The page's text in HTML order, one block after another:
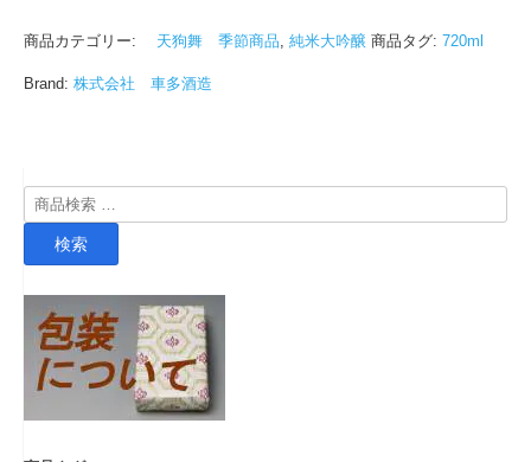
商品カテゴリー: 天狗舞 季節商品 純米大吟醸 商品タグ: 720ml
Brand: 株式会社 車多酒造
検
索
検索